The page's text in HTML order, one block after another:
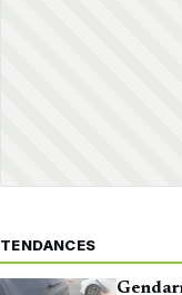
TENDANCES